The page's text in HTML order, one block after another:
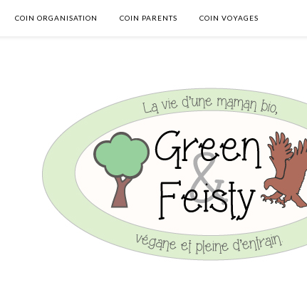
COIN ORGANISATION COIN PARENTS COIN VOYAGES